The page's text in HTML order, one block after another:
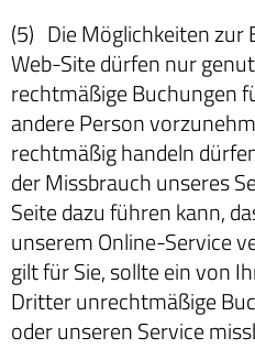
(5) Die Möglichkeiten zur
Web-Site dürfen nur
rechtmäßige Buchungen
andere Person
rechtmäßig handeln
der Missbrauch unseres
Seite dazu führen kann,
unserem Online-Service
gilt für Sie, sollte ein von
Dritter unrechtmäßige
oder unseren Service